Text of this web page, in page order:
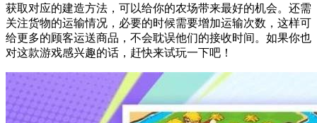
获取对应的建造方法，可以给你的农场带来最好的机会。还需
关注货物的运输情况，必要的时候需要增加运输次数，这样可
给更多的顾客运送商品，不会耽误他们的接收时间。如果你也
对这款游戏感兴趣的话，赶快来试玩一下吧！